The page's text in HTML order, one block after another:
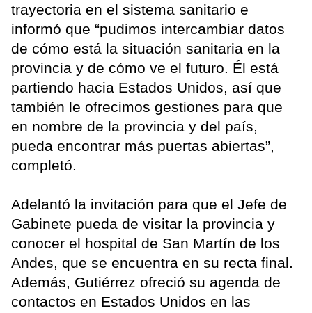
trayectoria en el sistema sanitario e
informó que “pudimos intercambiar datos
de cómo está la situación sanitaria en la
provincia y de cómo ve el futuro. Él está
partiendo hacia Estados Unidos, así que
también le ofrecimos gestiones para que
en nombre de la provincia y del país,
pueda encontrar más puertas abiertas”,
completó.
Adelantó la invitación para que el Jefe de
Gabinete pueda de visitar la provincia y
conocer el hospital de San Martín de los
Andes, que se encuentra en su recta final.
Además, Gutiérrez ofreció su agenda de
contactos en Estados Unidos en las